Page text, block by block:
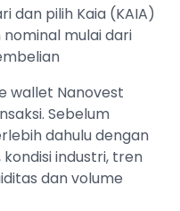
dan pilih Kaia (KAIA)
nominal mulai dari
wallet Nanovest
Sebelum
dahulu dengan
industri, tren
dan volume